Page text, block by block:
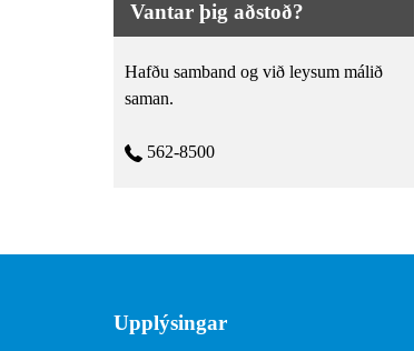
Vantar þig aðstoð?
Hafðu samband og við leysum málið
saman.
562-8500
Upplýsingar